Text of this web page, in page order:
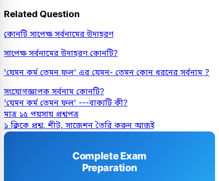
Related Question
কোনটি সাপেক্ষ সর্বনামের উদাহরণ
সাপেক্ষ সর্বনামের উদাহরণ কোনটি?
'যেমন কর্ম তেমন ফল' এর যেমন- তেমন কোন ধরনের সর্বনাম ?
সংযোগজ্ঞাপক সর্বনাম কোনটি?
'যেমন কর্ম তেমন ফল' ---বাক্যটি কী?
মাত্র ১৫ পয়সায় প্রশ্নপত্র
১ ক্লিকে প্রশ্ন, শীট, সাজেশন তৈরি করুন আজই
Complete Exam
Preparation